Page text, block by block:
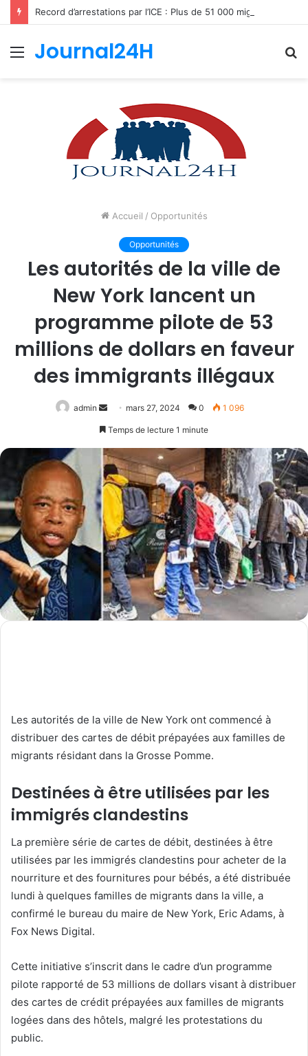
Menu
Journal24H
Accueil / Opportunités
Opportunités
Les autorités de la ville de
New York lancent un
programme pilote de 53
millions de dollars en faveur
des immigrants illégaux
admin
Envoyermars 27, 2024 0 1 096
Temps de lecture 1 minute
Les autorités de la ville de New York ont commencé à
distribuer des cartes de débit prépayées aux familles de
migrants résidant dans la Grosse Pomme.
Destinées à être utilisées par les
immigrés clandestins
La première série de cartes de débit, destinées à être
utilisées par les immigrés clandestins pour acheter de la
nourriture et des fournitures pour bébés, a été distribuée
lundi à quelques familles de migrants dans la ville, a
confirmé le bureau du maire de New York, Eric Adams, à
Fox News Digital.
Cette initiative s’inscrit dans le cadre d’un programme
pilote rapporté de 53 millions de dollars visant à distribuer
des cartes de crédit prépayées aux familles de migrants
logées dans des hôtels, malgré les protestations du
public.